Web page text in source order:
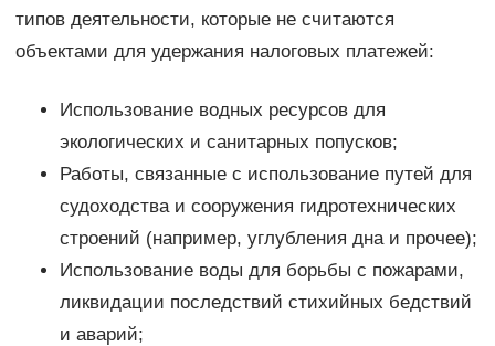
типов деятельности, которые не считаются
объектами для удержания налоговых платежей:
Использование водных ресурсов для
экологических и санитарных попусков;
Работы, связанные с использование путей для
судоходства и сооружения гидротехнических
строений (например, углубления дна и прочее);
Использование воды для борьбы с пожарами,
ликвидации последствий стихийных бедствий
и аварий;